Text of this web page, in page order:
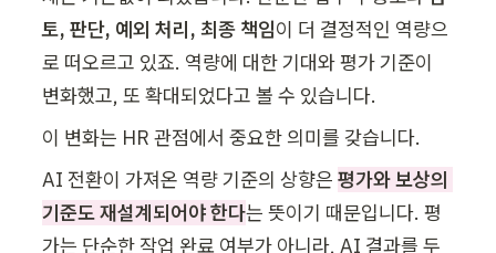
토, 판단, 예외 처리, 최종 책임이 더 결정적인 역량으
로 떠오르고 있죠. 역량에 대한 기대와 평가 기준이
변화했고, 또 확대되었다고 볼 수 있습니다.
이 변화는 HR 관점에서 중요한 의미를 갖습니다.
AI 전환이 가져온 역량 기준의 상향은 평가와 보상의
기준도 재설계되어야 한다는 뜻이기 때문입니다. 평
가는 단순한 작업 완료 여부가 아니라, AI 결과를 두